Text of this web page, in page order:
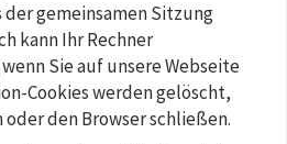
der gemeinsamen Sitzung
kann Ihr Rechner
Sie auf unsere Webseite
Cookies werden gelöscht,
oder den Browser schließen.